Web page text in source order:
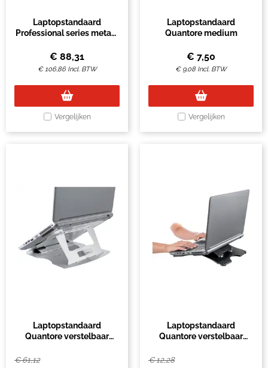
Laptopstandaard
Professional series metaal
€ 88,31
€106,86 Incl. BTW
Vergelijken
Laptopstandaard
Quantore medium
€ 7,50
€ 9,08 Incl. BTW
Vergelijken
Laptopstandaard
Quantore verstelbaar
€61,12
Laptopstandaard
Quantore verstelbaar
€12,28